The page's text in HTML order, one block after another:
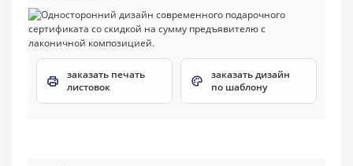
заказать печать
листовок
заказать дизайн
по шаблону